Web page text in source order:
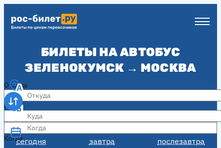
БИЛЕТЫ НА АВТОБУС
ЗЕЛЕНОКУМСК → МОСКВА
Откуда
Куда
Когда
сегодня завтра послезавтра
Когда